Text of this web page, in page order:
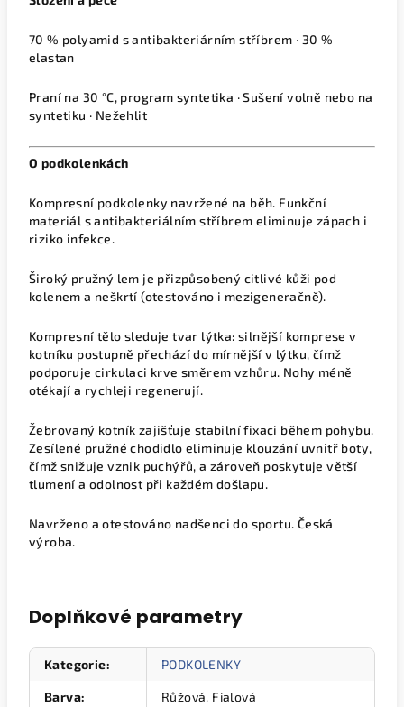
70 % polyamid s antibakteriárním stříbrem · 30 %
elastan
Praní na 30 °C, program syntetika · Sušení volně nebo na
syntetiku · Nežehlit
O podkolenkách
Kompresní podkolenky navržené na běh. Funkční
materiál s antibakteriálním stříbrem eliminuje zápach i
riziko infekce.
Široký pružný lem je přizpůsobený citlivé kůži pod
kolenem a neškrtí (otestováno i mezigeneračně).
Kompresní tělo sleduje tvar lýtka: silnější komprese v
kotníku postupně přechází do mírnější v lýtku, čímž
podporuje cirkulaci krve směrem vzhůru. Nohy méně
otékají a rychleji regenerují.
Žebrovaný kotník zajišťuje stabilní fixaci během pohybu.
Zesílené pružné chodidlo eliminuje klouzání uvnitř boty,
čímž snižuje vznik puchýřů, a zároveň poskytuje větší
tlumení a odolnost při každém došlapu.
Navrženo a otestováno nadšenci do sportu. Česká
výroba.
Doplňkové parametry
Kategorie: PODKOLENKY
Barva: Růžová, Fialová